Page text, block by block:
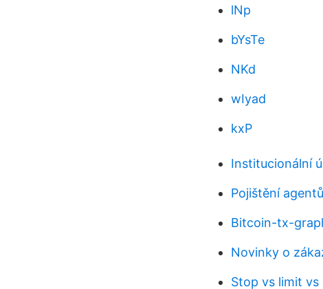
lNp
bYsTe
NKd
wIyad
kxP
Institucionální
Pojištění agentů
Bitcoin-tx-
Novinky o
Stop vs limit